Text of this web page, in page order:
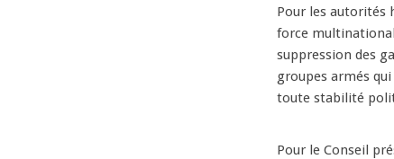
Pour les autorités
force
suppression des
groupes armés
toute stabilité
Pour le Conseil